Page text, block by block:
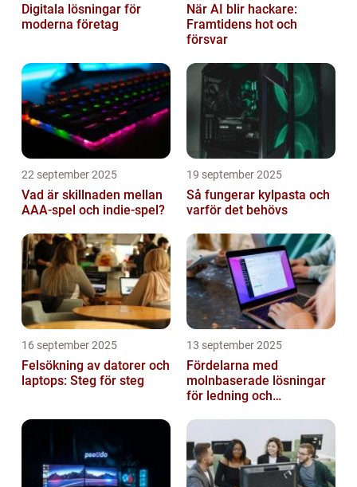
Digitala lösningar för
moderna företag
När AI blir hackare:
Framtidens hot och
försvar
22 september 2025
Vad är skillnaden mellan
AAA-spel och indie-spel?
19 september 2025
Så fungerar kylpasta och
varför det behövs
16 september 2025
Felsökning av datorer och
laptops: Steg för steg
13 september 2025
Fördelarna med
molnbaserade lösningar
för ledning och